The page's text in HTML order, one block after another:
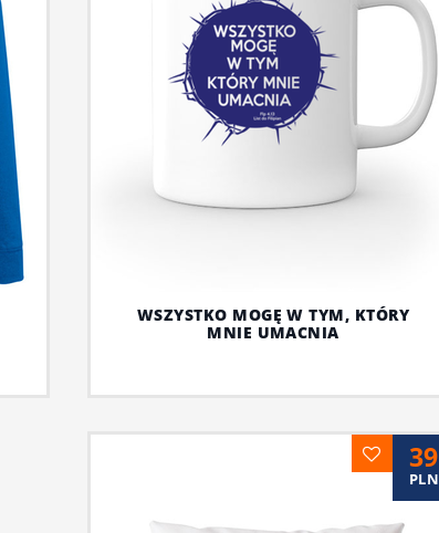
WSZYSTKO MOGĘ W TYM, KTÓRY
MNIE UMACNIA
39
PLN